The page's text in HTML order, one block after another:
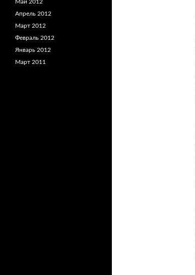
Май 2012
Апрель 2012
Март 2012
Февраль 2012
Январь 2012
Март 2011